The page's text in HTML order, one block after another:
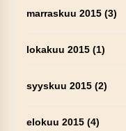
marraskuu 2015(3)
lokakuu 2015(1)
syyskuu 2015(2)
elokuu 2015(4)